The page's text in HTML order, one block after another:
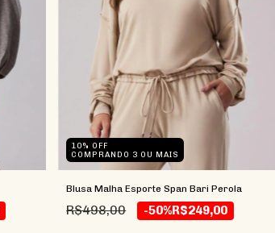
10% OFF
COMPRANDO 3 OU MAIS
Blusa Malha Esporte Span Bari Perola
R$498,00 -50%R$249,00